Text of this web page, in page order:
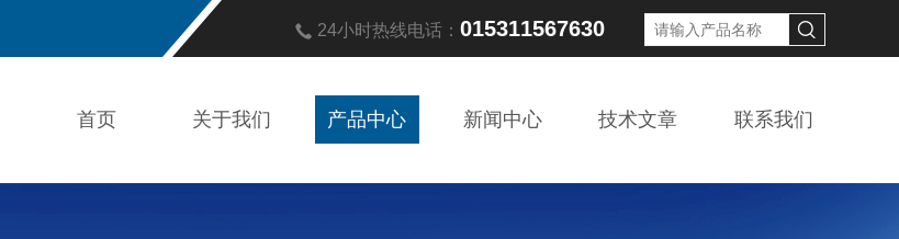
24小时热线电话： 015311567630
首页 关于我们 产品中心 新闻中心 技术文章 联系我们